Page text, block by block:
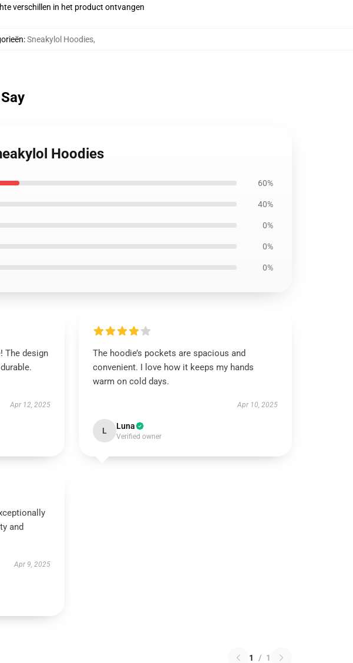
verschillen in het product ontvangen
:Sneakylol Hoodies,
Hoodies
60%
40%
0%
0%
0%
The design
Apr 12, 2025
The hoodie’s pockets are spacious and
convenient. I love how it keeps my hands
warm on cold days.
Apr 10, 2025
L Luna
Verified owner
and
Apr 9, 2025
1 / 1